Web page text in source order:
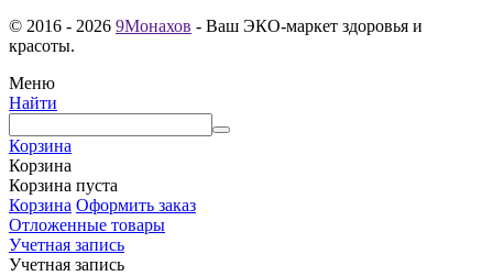
© 2016 - 2026 9Монахов - Ваш ЭКО-маркет здоровья и
красоты.
Меню
Найти
Корзина
Корзина
Корзина пуста
Корзина Оформить заказ
Отложенные товары
Учетная запись
Учетная запись